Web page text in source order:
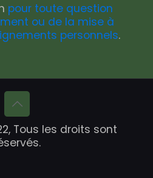
pour toute question
ou de la mise à
personnels.
Tous les droits sont